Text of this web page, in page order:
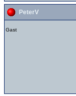
PeterV
Gast